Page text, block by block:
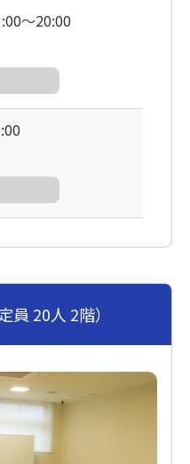
〜20:00
員 20人 2階）